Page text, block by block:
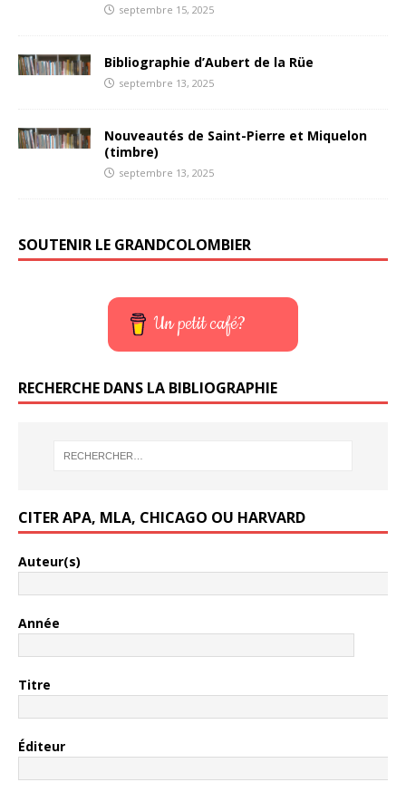
septembre 15, 2025
Bibliographie d’Aubert de la Rüe
septembre 13, 2025
Nouveautés de Saint-Pierre et Miquelon
(timbre)
septembre 13, 2025
SOUTENIR LE GRANDCOLOMBIER
Un petit café?
RECHERCHE DANS LA BIBLIOGRAPHIE
CITER APA, MLA, CHICAGO OU HARVARD
Auteur(s)
Année
Titre
Éditeur